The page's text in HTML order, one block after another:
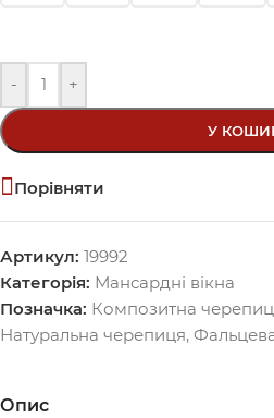
- +
У
Порівняти
Артикул: 19992
Категорія: Мансардні вікна
Позначка: Композитна
Натуральна черепиця,
Опис